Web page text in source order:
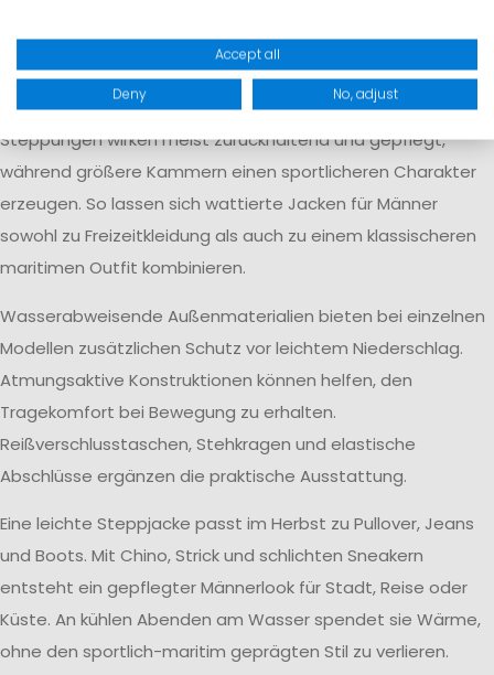
Außenjacke getragen werden.
Gesteppte Oberflächen halten die Füllung an ihrem Platz
und prägen gleichzeitig die modische Wirkung. Feine
Steppungen wirken meist zurückhaltend und gepflegt,
während größere Kammern einen sportlicheren Charakter
erzeugen. So lassen sich wattierte Jacken für Männer
sowohl zu Freizeitkleidung als auch zu einem klassischeren
maritimen Outfit kombinieren.
Wasserabweisende Außenmaterialien bieten bei einzelnen
Modellen zusätzlichen Schutz vor leichtem Niederschlag.
Atmungsaktive Konstruktionen können helfen, den
Tragekomfort bei Bewegung zu erhalten.
Reißverschlusstaschen, Stehkragen und elastische
Abschlüsse ergänzen die praktische Ausstattung.
Eine leichte Steppjacke passt im Herbst zu Pullover, Jeans
und Boots. Mit Chino, Strick und schlichten Sneakern
entsteht ein gepflegter Männerlook für Stadt, Reise oder
Küste. An kühlen Abenden am Wasser spendet sie Wärme,
ohne den sportlich-maritim geprägten Stil zu verlieren.
Accept all
Deny No, adjust